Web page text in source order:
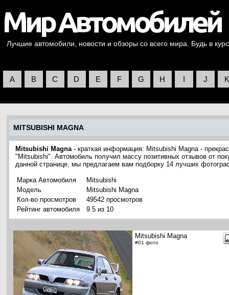
Лучшие автомобили, новости и обзоры со всего мира. Будь в
A B C D E F G H I J K
MITSUBISHI MAGNA
Mitsubishi Magna- краткая информация: Mitsubishi Magna -
"Mitsubishi". Автомобиль получил массу позитивных отзывов от
данной странице, мы предлагаем вам подборку 14 лучших
Марка Автомобиля
Mitsubishi
Модель
Mitsubishi Magna
Кол-во просмотров
49542 просмотров
Рейтинг автомобиля
9.5 из 10
Mitsubishi Magna
#01 фото